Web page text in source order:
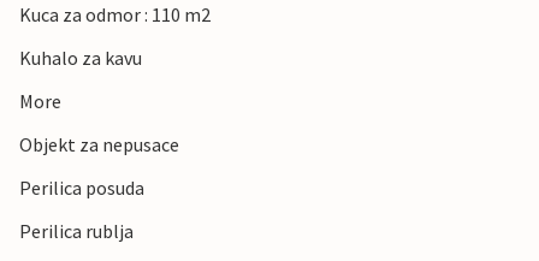
Kuca za odmor : 110 m2
Kuhalo za kavu
More
Objekt za nepusace
Perilica posuda
Perilica rublja